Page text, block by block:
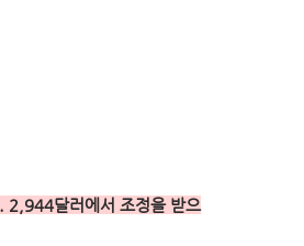
2,944달러에서 조정을 받으